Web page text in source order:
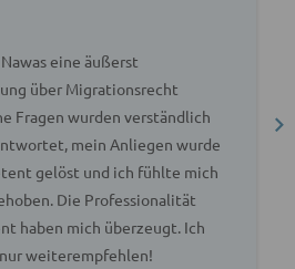
eine äußerst
über Migrationsrecht
Fragen wurden verständlich
mein Anliegen wurde
gelöst und ich fühlte mich
Die Professionalität
haben mich überzeugt. Ich
weiterempfehlen!